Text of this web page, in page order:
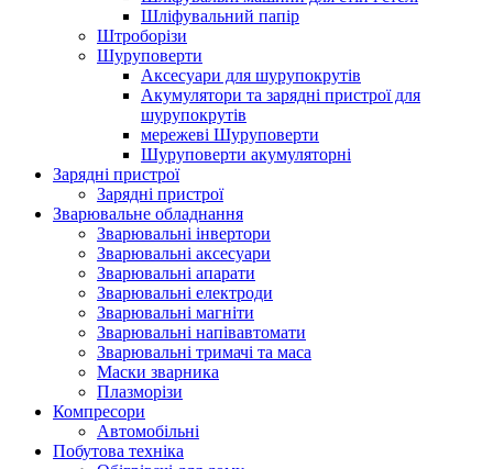
Шліфувальний папір
Штроборізи
Шуруповерти
Аксесуари для шурупокрутів
Акумулятори та зарядні пристрої для
шурупокрутів
мережеві Шуруповерти
Шуруповерти акумуляторні
Зарядні пристрої
Зарядні пристрої
Зварювальне обладнання
Зварювальні інвертори
Зварювальні аксесуари
Зварювальні апарати
Зварювальні електроди
Зварювальні магніти
Зварювальні напівавтомати
Зварювальні тримачі та маса
Маски зварника
Плазморізи
Компресори
Автомобільні
Побутова техніка